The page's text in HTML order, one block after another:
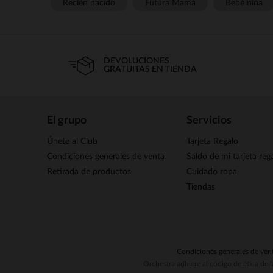
DEVOLUCIONES
GRATUITAS EN TIENDA
El grupo
Únete al Club
Condiciones generales de venta
Retirada de productos
Servicios
Tarjeta Regalo
Saldo de mi tarjeta
Cuidado ropa
Tiendas
Condiciones generales de